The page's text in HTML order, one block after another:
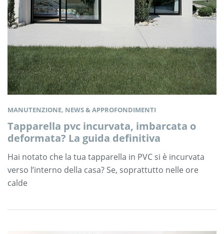
MANUTENZIONE, NEWS & APPROFONDIMENTI
Tapparella pvc incurvata, imbarcata o
deformata? La guida definitiva
Hai notato che la tua tapparella in PVC si è incurvata
verso l’interno della casa? Se, soprattutto nelle ore
calde